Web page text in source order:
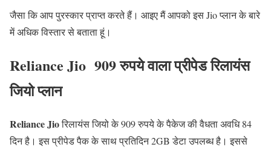
जैसा कि आप पुरस्कार प्राप्त करते हैं। आइए मैं आपको इस Jio प्लान के बारे
में अधिक विस्तार से बताता हूं।
Reliance Jio 909 रुपये वाला प्रीपेड रिलायंस
जियो प्लान
Reliance Jioरिलायंस जियो के 909 रुपये के पैकेज की वैधता अवधि 84
दिन है। इस प्रीपेड पैक के साथ प्रतिदिन 2GB डेटा उपलब्ध है। इससे